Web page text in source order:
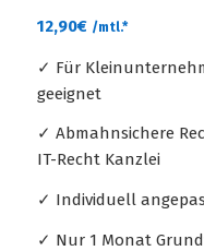
12,90€ /mtl.*
✓ Für
geeignet
✓ Abmahnsichere
IT-Recht Kanzlei
✓ Individuell
✓ Nur 1 Monat